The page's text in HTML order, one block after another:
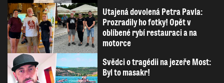
Utajená dovolená Petra Pavla:
Prozradily ho fotky! Opět v
oblíbené rybí restauraci a na
motorce
Svědci o tragédii na jezeře Most:
Byl to masakr!